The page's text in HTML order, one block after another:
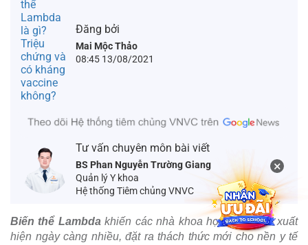
Đăng bởi
Mai Mộc Thảo
08:45 13/08/2021
Tư vấn chuyên môn bài viết
BS Phan Nguyễn Trường Giang
Quản lý Y khoa
Hệ thống Tiêm chủng VNVC
Biến thể Lambdakhiến các nhà khoa học chú ý khi xuất
hiện ngày càng nhiều, đặt ra thách thức mới cho nền y tế
×